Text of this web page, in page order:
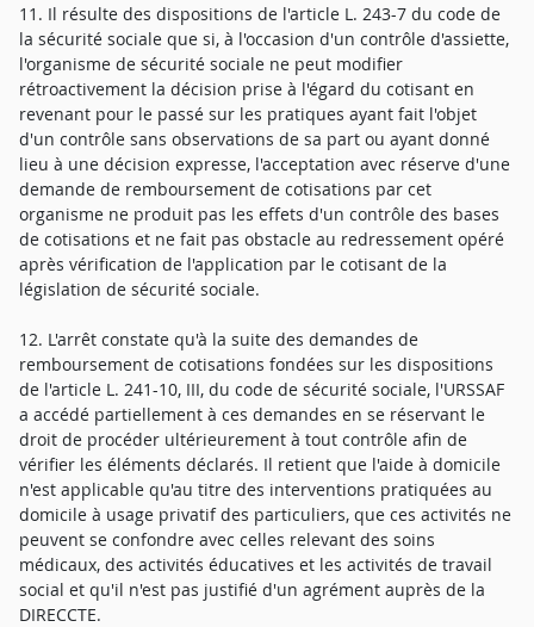
11. Il résulte des dispositions de l'article L. 243-7 du code de
la sécurité sociale que si, à l'occasion d'un contrôle d'assiette,
l'organisme de sécurité sociale ne peut modifier
rétroactivement la décision prise à l'égard du cotisant en
revenant pour le passé sur les pratiques ayant fait l'objet
d'un contrôle sans observations de sa part ou ayant donné
lieu à une décision expresse, l'acceptation avec réserve d'une
demande de remboursement de cotisations par cet
organisme ne produit pas les effets d'un contrôle des bases
de cotisations et ne fait pas obstacle au redressement opéré
après vérification de l'application par le cotisant de la
législation de sécurité sociale.
12. L'arrêt constate qu'à la suite des demandes de
remboursement de cotisations fondées sur les dispositions
de l'article L. 241-10, III, du code de sécurité sociale, l'URSSAF
a accédé partiellement à ces demandes en se réservant le
droit de procéder ultérieurement à tout contrôle afin de
vérifier les éléments déclarés. Il retient que l'aide à domicile
n'est applicable qu'au titre des interventions pratiquées au
domicile à usage privatif des particuliers, que ces activités ne
peuvent se confondre avec celles relevant des soins
médicaux, des activités éducatives et les activités de travail
social et qu'il n'est pas justifié d'un agrément auprès de la
DIRECCTE.